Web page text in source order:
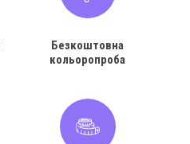
Безкоштовна
кольоропроба